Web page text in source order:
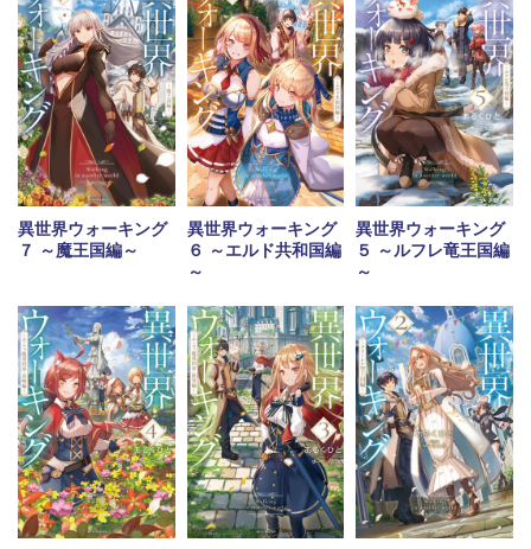
異世界ウォーキング
７ ～魔王国編～
異世界ウォーキング
６ ～エルド共和国編
～
異世界ウォーキング
５ ～ルフレ竜王国編
～